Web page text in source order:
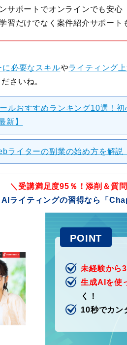
サポートでオンラインでも安心
習だけでなく案件紹介サポート
必要なスキルやライティング
さいね。
ルおすすめランキング10選！
新】
ライターの副業の始め方を解
＼受講満足度95％！添削＆質
AIライティングの習得なら「
未経験から3
生成AIを使
く！
10秒でカン